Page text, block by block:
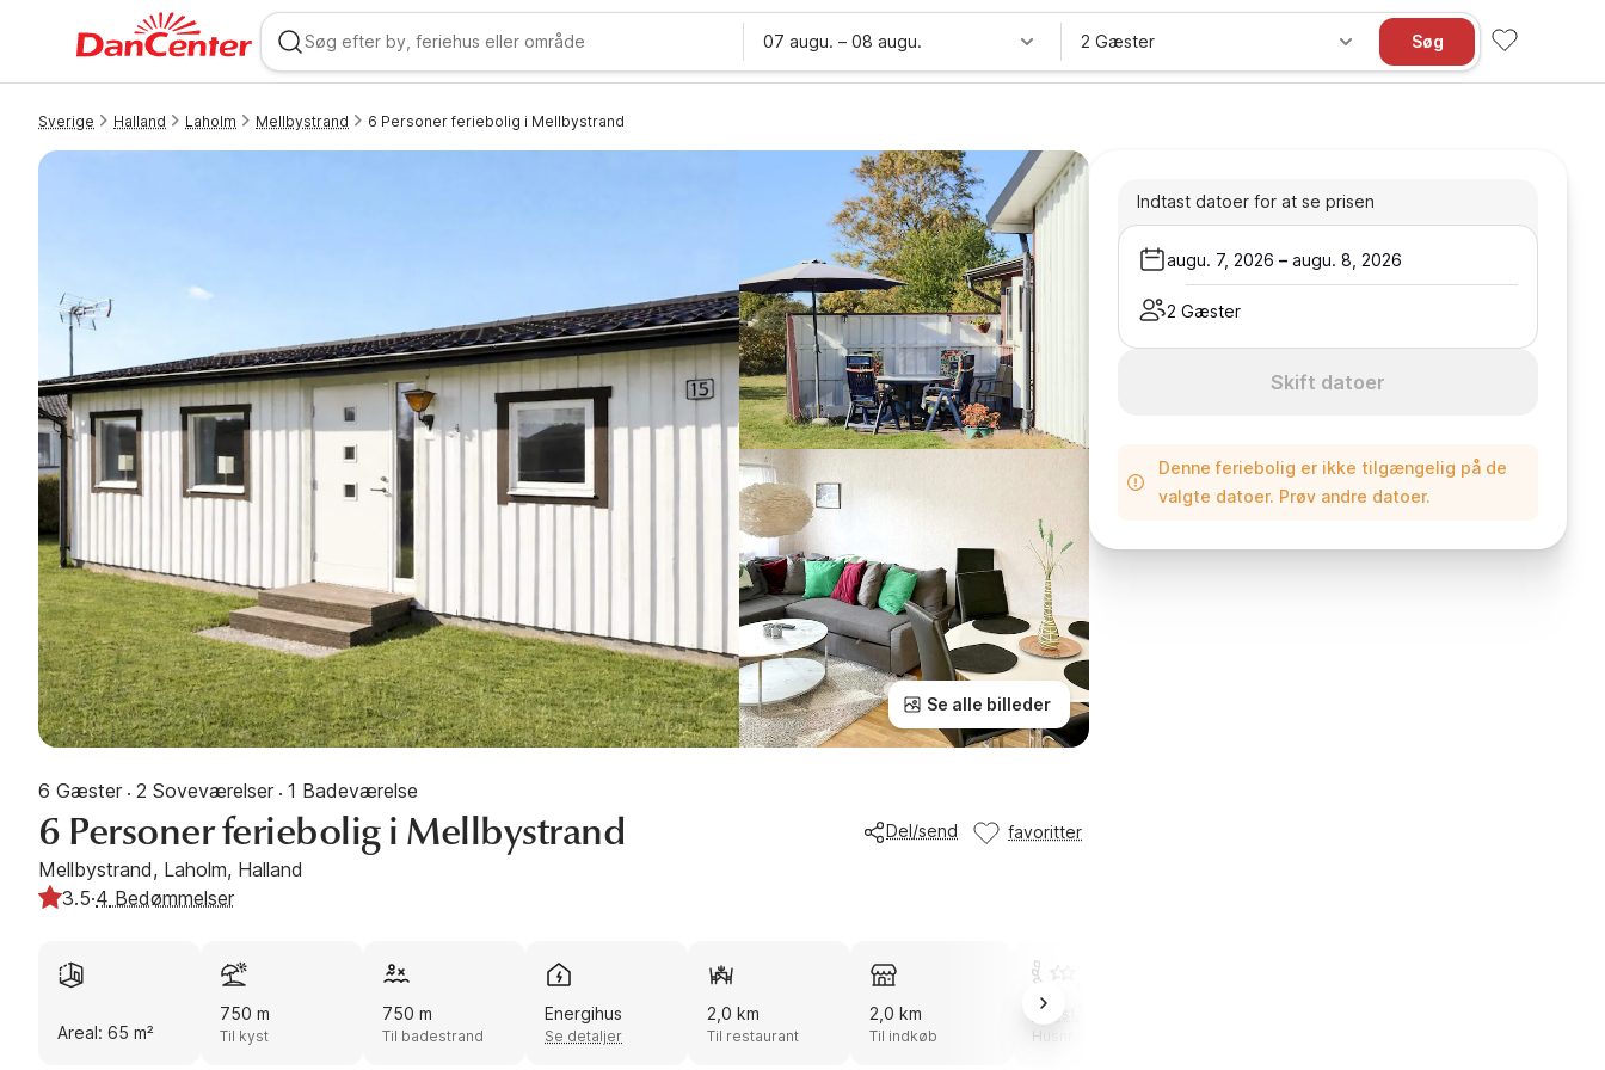
WIZARD MEMBER
07 augu. – 08 augu. 2 Gæster Søg
Sverige Halland Laholm Mellbystrand 6 Personer feriebolig i Mellbystrand
Se alle billeder
6 Gæster · 2 Soveværelser · 1 Badeværelse
6 Personer feriebolig i Mellbystrand
Mellbystrand, Laholm, Halland
Del/send favoritter
3.5·4 Bedømmelser
Areal: 65 m²
750 m
Til kyst
750 m
Til badestrand
Energihus
Se detaljer
2,0 km
Til restaurant
2,0 km
Til indkøb
Enestående
Husnr. 57040
Indtast datoer for at se prisen
augu. 7, 2026 – augu. 8, 2026
2 Gæster
Skift datoer
Denne feriebolig er ikke tilgængelig på de
valgte datoer. Prøv andre datoer.